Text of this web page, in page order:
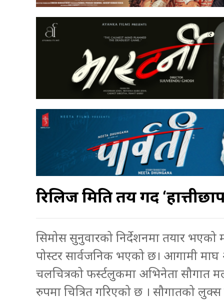
रिलिज मिति तय गर्दै
सिमोस सुनुवारको निर्देशनमा तयार भएको
पोस्टर सार्वजनिक भएको छ। आगामी माघ
चलचित्रको फर्स्टलुकमा अभिनेता सौगात
रुपमा चित्रित गरिएको छ । सौगातको